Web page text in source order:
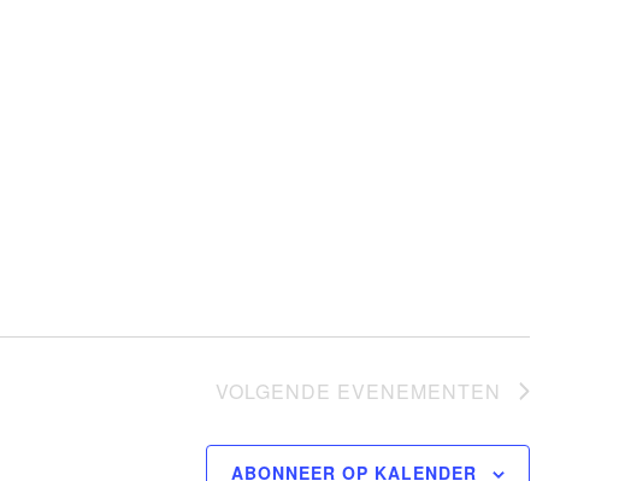
VOLGENDE EVENEMENTEN
ABONNEER OP KALENDER